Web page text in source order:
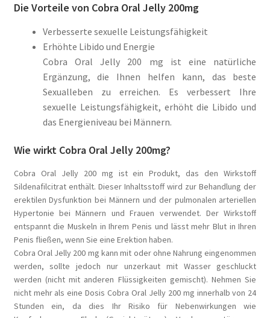
Die Vorteile von Cobra Oral Jelly 200mg
Verbesserte sexuelle Leistungsfähigkeit
Erhöhte Libido und Energie
Cobra Oral Jelly 200 mg ist eine natürliche
Ergänzung, die Ihnen helfen kann, das beste
Sexualleben zu erreichen. Es verbessert Ihre
sexuelle Leistungsfähigkeit, erhöht die Libido und
das Energieniveau bei Männern.
Wie wirkt Cobra Oral Jelly 200mg?
Cobra Oral Jelly 200 mg ist ein Produkt, das den Wirkstoff
Sildenafilcitrat enthält. Dieser Inhaltsstoff wird zur Behandlung der
erektilen Dysfunktion bei Männern und der pulmonalen arteriellen
Hypertonie bei Männern und Frauen verwendet. Der Wirkstoff
entspannt die Muskeln in Ihrem Penis und lässt mehr Blut in Ihren
Penis fließen, wenn Sie eine Erektion haben.
Cobra Oral Jelly 200 mg kann mit oder ohne Nahrung eingenommen
werden, sollte jedoch nur unzerkaut mit Wasser geschluckt
werden (nicht mit anderen Flüssigkeiten gemischt). Nehmen Sie
nicht mehr als eine Dosis Cobra Oral Jelly 200 mg innerhalb von 24
Stunden ein, da dies Ihr Risiko für Nebenwirkungen wie